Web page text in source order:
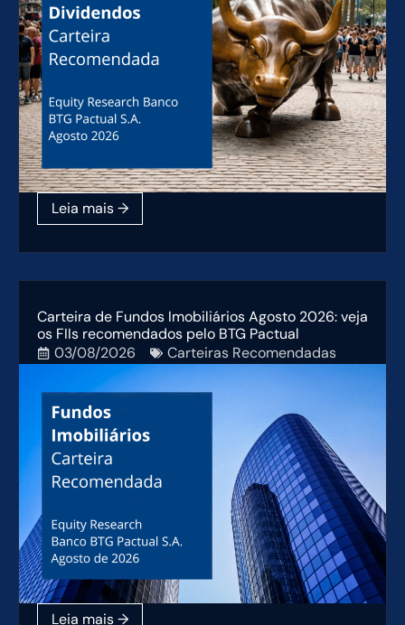
Carteira de Fundos Imobiliários Agosto 2026: veja
os FIIs recomendados pelo BTG Pactual
03/08/2026
Carteiras Recomendadas